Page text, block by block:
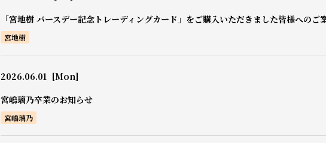
「宮地樹 バースデー記念トレーディングカード」をご購入いただきました皆様へのご
宮地樹
2026.06.01 [Mon]
宮嶋璃乃卒業のお知らせ
宮嶋璃乃